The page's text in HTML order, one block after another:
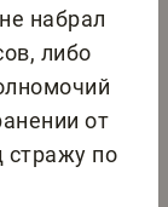
набрал
либо
от
стражу по